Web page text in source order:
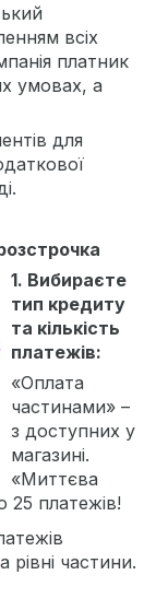
всіх
платник
умовах, а
для
1. Вибираєте
тип кредиту
та кількість
платежів:
«Оплата
частинами» –
з доступних у
магазині.
«Миттєва
25 платежів!
рівні частини.